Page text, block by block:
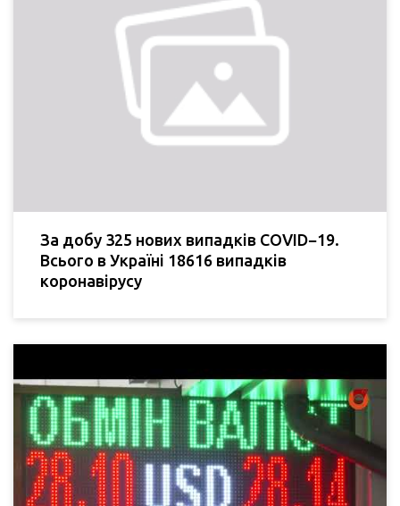
За добу 325 нових випадків COVID−19.
Всього в Україні 18616 випадків
коронавірусу